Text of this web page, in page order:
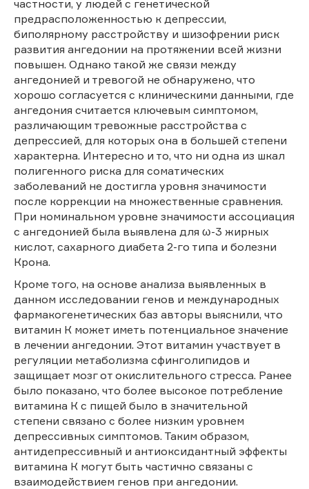
частности, у людей с генетической
предрасположенностью к депрессии,
биполярному расстройству и шизофрении риск
развития ангедонии на протяжении всей жизни
повышен. Однако такой же связи между
ангедонией и тревогой не обнаружено, что
хорошо согласуется с клиническими данными, где
ангедония считается ключевым симптомом,
различающим тревожные расстройства с
депрессией, для которых она в большей степени
характерна. Интересно и то, что ни одна из шкал
полигенного риска для соматических
заболеваний не достигла уровня значимости
после коррекции на множественные сравнения.
При номинальном уровне значимости ассоциация
с ангедонией была выявлена для ω-3 жирных
кислот, сахарного диабета 2-го типа и болезни
Крона.
Кроме того, на основе анализа выявленных в
данном исследовании генов и международных
фармакогенетических баз авторы выяснили, что
витамин К может иметь потенциальное значение
в лечении ангедонии. Этот витамин участвует в
регуляции метаболизма сфинголипидов и
защищает мозг от окислительного стресса. Ранее
было показано, что более высокое потребление
витамина К с пищей было в значительной
степени связано с более низким уровнем
депрессивных симптомов. Таким образом,
антидепрессивный и антиоксидантный эффекты
витамина К могут быть частично связаны с
взаимодействием генов при ангедонии.